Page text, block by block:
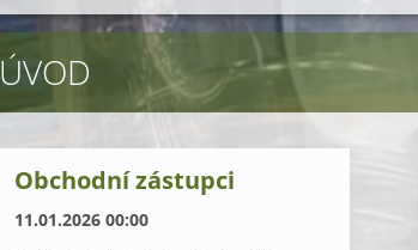
ÚVOD
Obchodní zástupci
11.01.2026 00:00